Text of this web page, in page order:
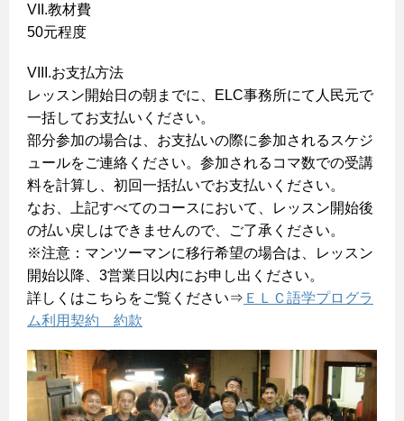
VII.教材費
50元程度
VIII.お支払方法
レッスン開始日の朝までに、ELC事務所にて人民元で
一括してお支払いください。
部分参加の場合は、お支払いの際に参加されるスケジ
ュールをご連絡ください。参加されるコマ数での受講
料を計算し、初回一括払いでお支払いください。
なお、上記すべてのコースにおいて、レッスン開始後
の払い戻しはできませんので、ご了承ください。
※注意：マンツーマンに移行希望の場合は、レッスン
開始以降、3営業日以内にお申し出ください。
詳しくはこちらをご覧ください⇒ ＥＬＣ語学プログラ
ム利用契約 約款